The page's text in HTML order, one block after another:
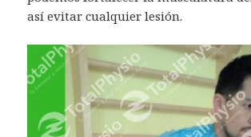
así evitar cualquier lesión.